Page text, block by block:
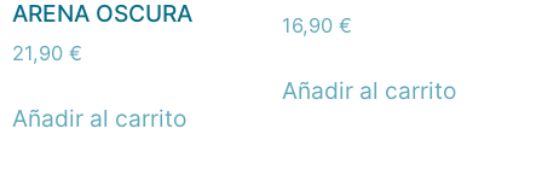
ARENA OSCURA
21,90 €
Añadir al carrito
16,90 €
Añadir al carrito